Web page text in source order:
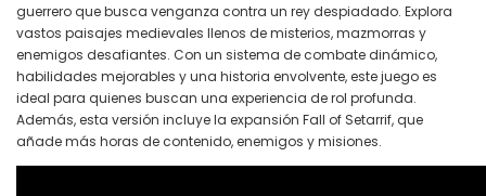
guerrero que busca venganza contra un rey despiadado. Explora
vastos paisajes medievales llenos de misterios, mazmorras y
enemigos desafiantes. Con un sistema de combate dinámico,
habilidades mejorables y una historia envolvente, este juego es
ideal para quienes buscan una experiencia de rol profunda.
Además, esta versión incluye la expansión Fall of Setarrif, que
añade más horas de contenido, enemigos y misiones.